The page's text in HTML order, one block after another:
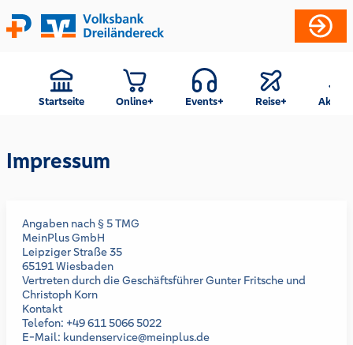
Startseite Online+ Events+ Reise+
Impressum
Angaben nach § 5 TMG
MeinPlus GmbH
Leipziger Straße 35
65191 Wiesbaden
Vertreten durch die Geschäftsführer Gunter Fritsche und
Christoph Korn
Kontakt
Telefon: +49 611 5066 5022
E-Mail: kundenservice@meinplus.de